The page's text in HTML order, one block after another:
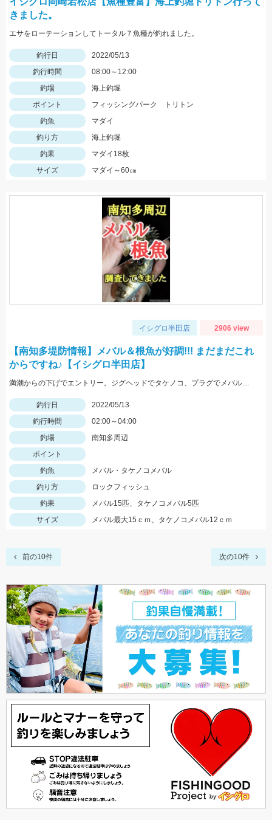
きました。
エサをローテーションしてトータル７魚種が釣れました。
釣行日
2022/05/13
釣行時間
08:00～12:00
釣場
海上釣堀
ポイント
フィッシングパーク トリトン
釣魚
マダイ
釣り方
海上釣堀
釣果
マダイ18枚
サイズ
マダイ～60㎝
イシグロ半田店 2906 view
【南知多堤防情報】メバル＆根魚が好調!!! まだまだこれ
からですね♪【イシグロ半田店】
満潮からの下げでエントリー。ジグヘッドでタケノコ、プラグでメバルが入れ食いでした。サイズは小さめなので全てリリースしました。
釣行日
2022/05/13
釣行時間
02:00～04:00
釣場
南知多周辺
ポイント
釣魚
メバル・タケノコメバル
釣り方
ロックフィッシュ
釣果
メバル15匹、タケノコメバル5匹
サイズ
メバル最大15ｃｍ、タケノコメバル12ｃｍ
前の10件 次の10件